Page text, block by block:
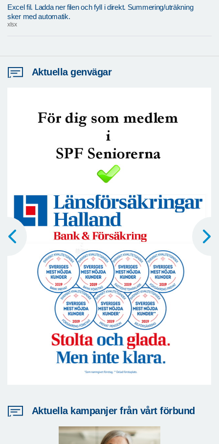
Excel fil. Ladda ner filen och fyll i direkt. Summering/uträkning
sker med automatik.
xlsx
Aktuella genvägar
Aktuella kampanjer från vårt förbund